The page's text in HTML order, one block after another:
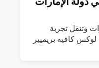
وتنقل تجربة
كافيه بريميير